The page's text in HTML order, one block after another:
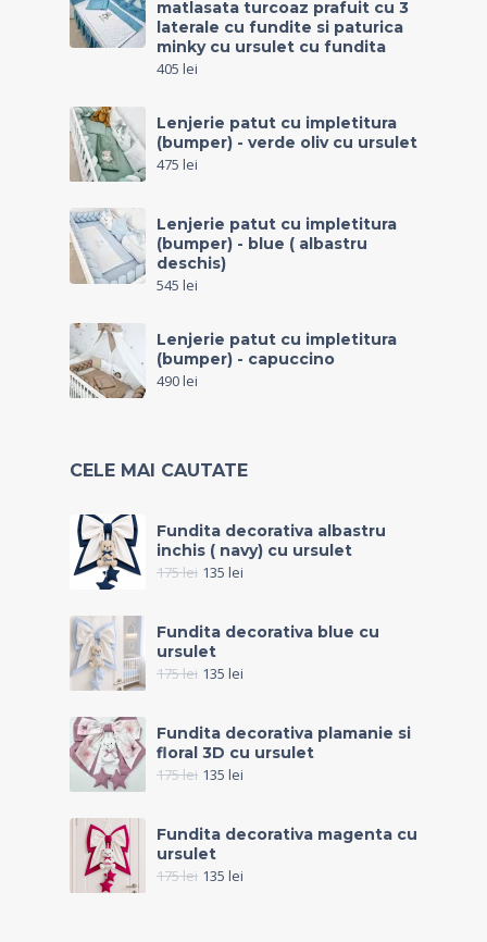
matlasata turcoaz prafuit cu 3
laterale cu fundite si paturica
minky cu ursulet cu fundita
405 lei
Lenjerie patut cu impletitura
(bumper) - verde oliv cu ursulet
475 lei
Lenjerie patut cu impletitura
(bumper) - blue ( albastru
deschis)
545 lei
Lenjerie patut cu impletitura
(bumper) - capuccino
490lei
CELE MAI CAUTATE
Fundita decorativa albastru
inchis ( navy) cu ursulet
175lei 135 lei
Fundita decorativa blue cu
ursulet
175lei 135 lei
Fundita decorativa plamanie si
floral 3D cu ursulet
175lei 135 lei
Fundita decorativa magenta cu
ursulet
175lei 135 lei